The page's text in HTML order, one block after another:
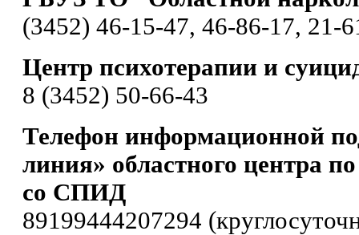
(3452) 46-15-47, 46-86-17, 21-
Центр психотерапии и
8 (3452) 50-66-43
Телефон информационной
линия» областного центра
со СПИД
89199444207294